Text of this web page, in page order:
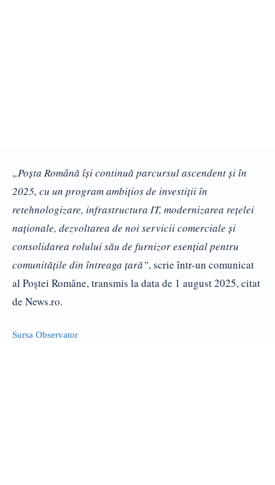
„Poşta Română îşi continuă parcursul ascendent şi în
2025, cu un program ambiţios de investiţii în
retehnologizare, infrastructura IT, modernizarea reţelei
naţionale, dezvoltarea de noi servicii comerciale şi
consolidarea rolului său de furnizor esenţial pentru
comunităţile din întreaga ţară”, scrie într-un comunicat
al Poştei Române, transmis la data de 1 august 2025, citat
de News.ro.
Sursa Observator